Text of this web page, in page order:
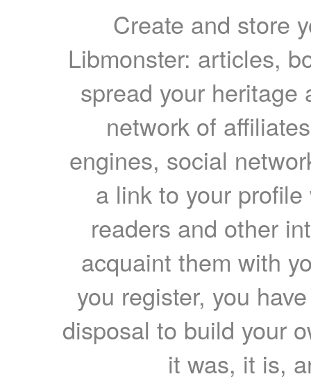
Create and store
Libmonster: articles,
spread your heritage
network of
engines, social
a link to your
readers and other
acquaint them with
you register, you
disposal to build your
it was, it is,